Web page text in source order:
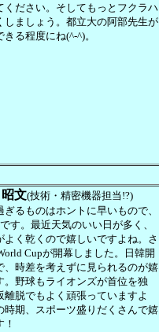
ください。そしてもっとフクラハ
しましょう。都立大の阿部先生が
きる程度にね(^-^)。
文(技術・精密機器担当!?)
るものはホントに早いもので、
す。最近天気のいい日が多く、
よく乾くので嬉しいですよね。さ
Cupが開幕しました。日韓開
、時差を考えずに見られるのが嬉
。野球もライオンズが首位を独
離脱でもよく頑張っていますよ
時期、スポーツ盛りだくさんで嬉
！